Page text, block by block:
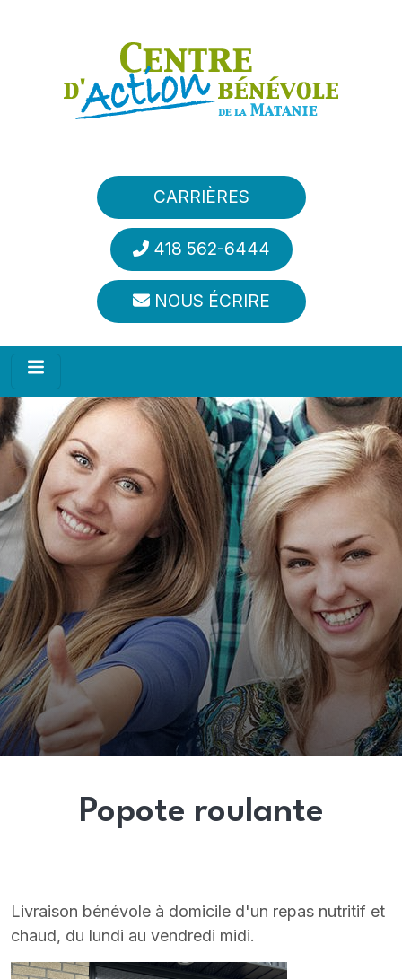
CARRIÈRES
418 562-6444
NOUS ÉCRIRE
Popote roulante
Livraison bénévole à domicile d'un repas nutritif et
chaud, du lundi au vendredi midi.